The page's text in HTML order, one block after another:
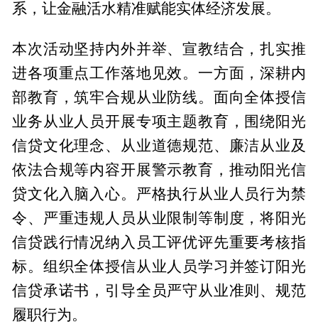
系，让金融活水精准赋能实体经济发展。
本次活动坚持内外并举、宣教结合，扎实推
进各项重点工作落地见效。一方面，深耕内
部教育，筑牢合规从业防线。面向全体授信
业务从业人员开展专项主题教育，围绕阳光
信贷文化理念、从业道德规范、廉洁从业及
依法合规等内容开展警示教育，推动阳光信
贷文化入脑入心。严格执行从业人员行为禁
令、严重违规人员从业限制等制度，将阳光
信贷践行情况纳入员工评优评先重要考核指
标。组织全体授信从业人员学习并签订阳光
信贷承诺书，引导全员严守从业准则、规范
履职行为。